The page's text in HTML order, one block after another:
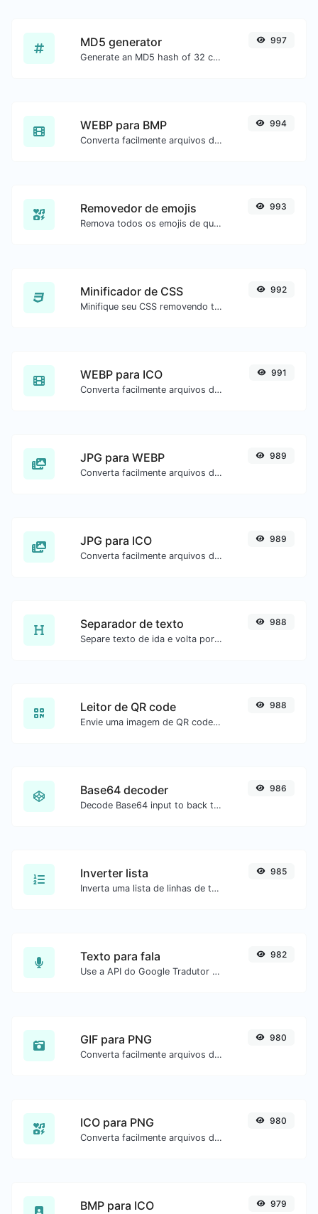
MD5 generator
Generate an MD5 hash of 32 characters length for any string input.
997
WEBP para BMP
Converta facilmente arquivos de imagem WEBP para BMP.
994
Removedor de emojis
Remova todos os emojis de qualquer texto com facilidade.
993
Minificador de CSS
Minifique seu CSS removendo todos os caracteres desnecessários.
992
WEBP para ICO
Converta facilmente arquivos de imagem WEBP para ICO.
991
JPG para WEBP
Converta facilmente arquivos de imagem JPG para WEBP.
989
JPG para ICO
Converta facilmente arquivos de imagem JPG para ICO.
989
Separador de texto
Separe texto de ida e volta por novas linhas, vírgulas, pontos etc.
988
Leitor de QR code
Envie uma imagem de QR code e extraia os dados.
988
Base64 decoder
Decode Base64 input to back to string.
986
Inverter lista
Inverta uma lista de linhas de texto.
985
Texto para fala
Use a API do Google Tradutor para gerar áudio de texto para fala.
982
GIF para PNG
Converta facilmente arquivos de imagem GIF para PNG.
980
ICO para PNG
Converta facilmente arquivos de imagem ICO para PNG.
980
BMP para ICO 979